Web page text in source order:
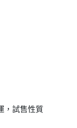
，試售性質